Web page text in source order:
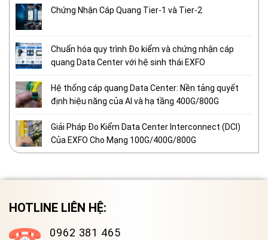
Chứng Nhận Cáp Quang Tier-1 và Tier-2
Chuẩn hóa quy trình Đo kiểm và chứng nhận cáp
quang Data Center với hệ sinh thái EXFO
Hệ thống cáp quang Data Center: Nền tảng quyết
định hiệu năng của AI và hạ tầng 400G/800G
Giải Pháp Đo Kiểm Data Center Interconnect (DCI)
Của EXFO Cho Mạng 100G/400G/800G
HOTLINE LIÊN HỆ:
0962 381 465